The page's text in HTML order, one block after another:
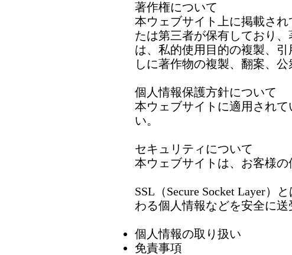
著作権について
本ウェブサイト上に掲載さ
たは第三者が保有しており
は、私的使用目的の複製、
しに著作物の複製、翻案、
個人情報保護方針について
本ウェブサイトに適用され
い。
セキュリティについて
本ウェブサイトは、お客様の
SSL（Secure Socket Layer
わる個人情報などを安全に
​個人情報の取り扱い
​免責事項